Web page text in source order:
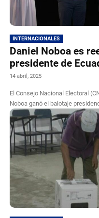
INTERNACIONALES
Daniel Noboa es
presidente de
14 abril, 2025
El Consejo Nacional Electoral
Noboa ganó el balotaje